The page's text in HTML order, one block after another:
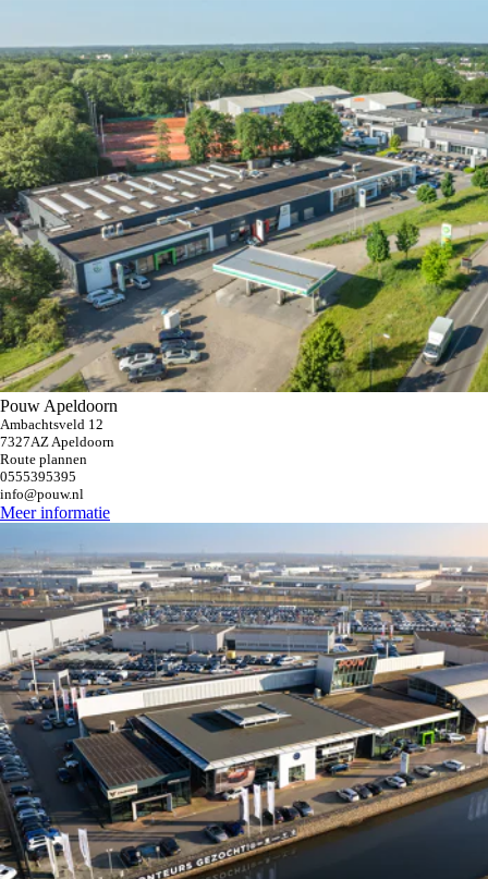
Pouw Apeldoorn
Ambachtsveld 12
7327AZ Apeldoorn
Route plannen
0555395395
info@pouw.nl
Meer informatie